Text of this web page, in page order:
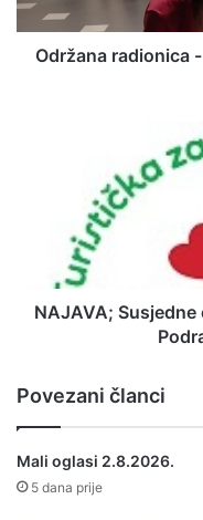
Održana radionica
NAJAVA;
Povezani članci
Mali oglasi 2.8.2026.
5 dana prije